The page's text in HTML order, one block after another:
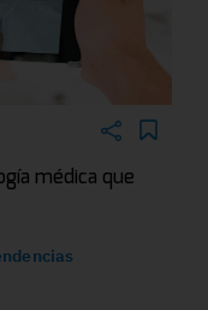
médica que